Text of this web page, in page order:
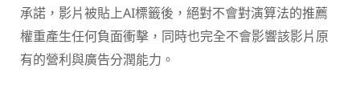
承諾，影片被貼上AI標籤後，絕對不會對演算法的推薦
權重產生任何負面衝擊，同時也完全不會影響該影片原
有的營利與廣告分潤能力。